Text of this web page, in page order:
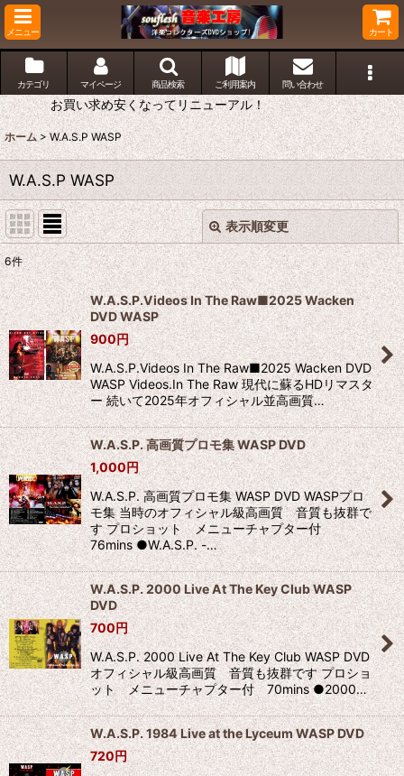
メニュー カート
カテゴリ マイページ 商品検索 ご利用案内 問い合わせ
お買い求め安くなってリニューアル！
ホーム > W.A.S.P WASP
W.A.S.P WASP
表示順変更
表示数:
並び順:
絞り込む
閉じる
6件
W.A.S.P.Videos In The Raw■2025 Wacken
DVD WASP
900円
W.A.S.P.Videos In The Raw■2025 Wacken DVD
WASP Videos.In The Raw 現代に蘇るHDリマスタ
ー 続いて2025年オフィシャル並高画質…
W.A.S.P. 高画質プロモ集 WASP DVD
1,000円
W.A.S.P. 高画質プロモ集 WASP DVD WASPプロ
モ集 当時のオフィシャル級高画質 音質も抜群で
す プロショット メニューチャプター付
76mins ●W.A.S.P. -…
W.A.S.P. 2000 Live At The Key Club WASP
DVD
700円
W.A.S.P. 2000 Live At The Key Club WASP DVD
オフィシャル級高画質 音質も抜群です プロショ
ット メニューチャプター付 70mins ●2000…
W.A.S.P. 1984 Live at the Lyceum WASP DVD
720円